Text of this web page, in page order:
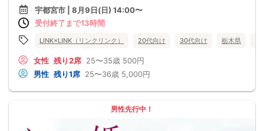
宇都宮市 | 8月9日(日) 14:00〜
受付終了まで13時間
LINK×LINK（リンクリンク） 20代向け 30代向け 栃木県
女性 残り2席 25〜35歳 500円
男性 残り1席 25〜36歳 5,000円
男性先行中！